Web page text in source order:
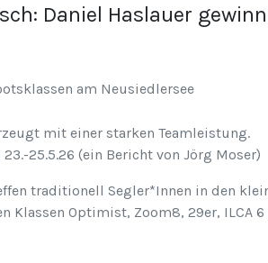
Daniel Haslauer
am Neusiedlersee
mit einer starken Teamleistung.
25.5.26 (ein Bericht von Jörg Moser)
traditionell Segler*Innen in den
Klassen Optimist, Zoom8, 29er,